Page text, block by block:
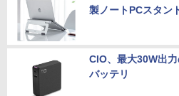
製ノートPCスタン
CIO、最大30W出
バッテリ